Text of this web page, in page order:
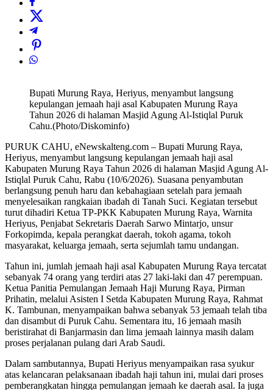
Bupati Murung Raya, Heriyus, menyambut langsung
kepulangan jemaah haji asal Kabupaten Murung Raya
Tahun 2026 di halaman Masjid Agung Al-Istiqlal Puruk
Cahu.(Photo/Diskominfo)
PURUK CAHU, eNewskalteng.com – Bupati Murung Raya,
Heriyus, menyambut langsung kepulangan jemaah haji asal
Kabupaten Murung Raya Tahun 2026 di halaman Masjid Agung Al-
Istiqlal Puruk Cahu, Rabu (10/6/2026). Suasana penyambutan
berlangsung penuh haru dan kebahagiaan setelah para jemaah
menyelesaikan rangkaian ibadah di Tanah Suci. Kegiatan tersebut
turut dihadiri Ketua TP-PKK Kabupaten Murung Raya, Warnita
Heriyus, Penjabat Sekretaris Daerah Sarwo Mintarjo, unsur
Forkopimda, kepala perangkat daerah, tokoh agama, tokoh
masyarakat, keluarga jemaah, serta sejumlah tamu undangan.
Tahun ini, jumlah jemaah haji asal Kabupaten Murung Raya tercatat
sebanyak 74 orang yang terdiri atas 27 laki-laki dan 47 perempuan.
Ketua Panitia Pemulangan Jemaah Haji Murung Raya, Pirman
Prihatin, melalui Asisten I Setda Kabupaten Murung Raya, Rahmat
K. Tambunan, menyampaikan bahwa sebanyak 53 jemaah telah tiba
dan disambut di Puruk Cahu. Sementara itu, 16 jemaah masih
beristirahat di Banjarmasin dan lima jemaah lainnya masih dalam
proses perjalanan pulang dari Arab Saudi.
Dalam sambutannya, Bupati Heriyus menyampaikan rasa syukur
atas kelancaran pelaksanaan ibadah haji tahun ini, mulai dari proses
pemberangkatan hingga pemulangan jemaah ke daerah asal. Ia juga